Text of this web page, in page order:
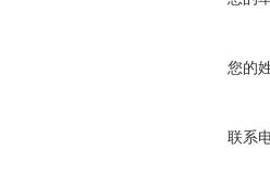
您的
联系